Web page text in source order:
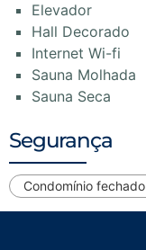
Elevador
Hall Decorado
Internet Wi-fi
Sauna Molhada
Sauna Seca
Segurança
Condomínio fechado